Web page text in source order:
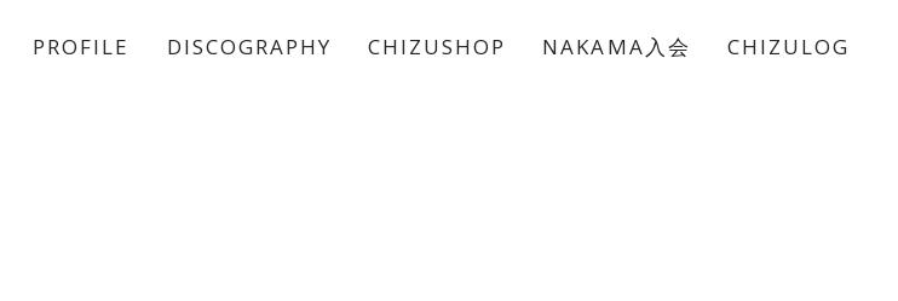
PROFILE DISCOGRAPHY CHIZUSHOP NAKAMA入会 CHIZULOG